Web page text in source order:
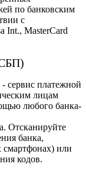
по банковским
с
Int., MasterCard
сервис платежной
лицам
любого банка-
Отсканируйте
банка,
смартфонах) или
кодов.